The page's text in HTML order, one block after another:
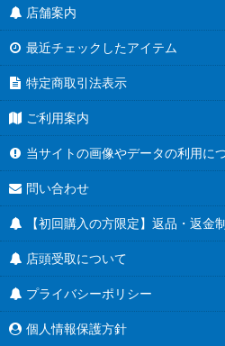
店舗案内
最近チェックしたアイテム
特定商取引法表示
ご利用案内
当サイトの画像やデータの利用に
問い合わせ
【初回購入の方限定】返品・返金
店頭受取について
プライバシーポリシー
個人情報保護方針